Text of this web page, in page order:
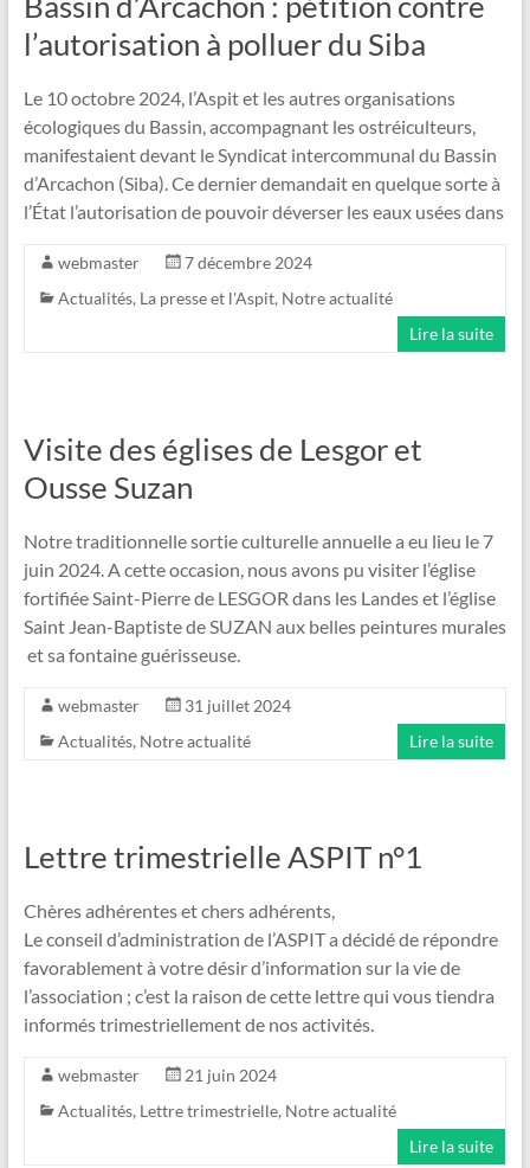
l’autorisation à polluer du Siba
Le 10 octobre 2024, l’Aspit et les autres organisations
écologiques du Bassin, accompagnant les ostréiculteurs,
manifestaient devant le Syndicat intercommunal du Bassin
d’Arcachon (Siba). Ce dernier demandait en quelque sorte à
l’État l’autorisation de pouvoir déverser les eaux usées dans
webmaster
7 décembre 2024
Actualités, La presse et l'Aspit, Notre actualité
Lire la suite
Visite des églises de Lesgor et
Ousse Suzan
Notre traditionnelle sortie culturelle annuelle a eu lieu le 7
juin 2024. A cette occasion, nous avons pu visiter l’église
fortifiée Saint-Pierre de LESGOR dans les Landes et l’église
Saint Jean-Baptiste de SUZAN aux belles peintures murales
et sa fontaine guérisseuse.
webmaster
31 juillet 2024
Actualités, Notre actualité Lire la suite
Lettre trimestrielle ASPIT n°1
Chères adhérentes et chers adhérents,
Le conseil d’administration de l’ASPIT a décidé de répondre
favorablement à votre désir d’information sur la vie de
l’association ; c’est la raison de cette lettre qui vous tiendra
informés trimestriellement de nos activités.
webmaster
21 juin 2024
Actualités, Lettre trimestrielle, Notre actualité
Lire la suite